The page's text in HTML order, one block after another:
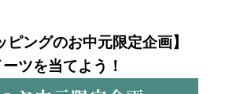
ングのお中元限定企画】
ツを当てよう！